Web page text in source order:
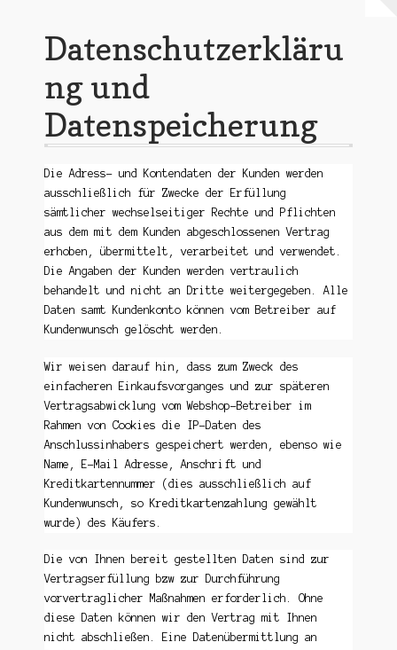
Warenkorb
Datenschutzerklärung und Datenspeicherung
Datenschutzerkläru
ng und
Datenspeicherung
Die Adress- und Kontendaten der Kunden werden
ausschließlich für Zwecke der Erfüllung
sämtlicher wechselseitiger Rechte und Pflichten
aus dem mit dem Kunden abgeschlossenen Vertrag
erhoben, übermittelt, verarbeitet und verwendet.
Die Angaben der Kunden werden vertraulich
behandelt und nicht an Dritte weitergegeben. Alle
Daten samt Kundenkonto können vom Betreiber auf
Kundenwunsch gelöscht werden.
Wir weisen darauf hin, dass zum Zweck des
einfacheren Einkaufsvorganges und zur späteren
Vertragsabwicklung vom Webshop-Betreiber im
Rahmen von Cookies die IP-Daten des
Anschlussinhabers gespeichert werden, ebenso wie
Name, E-Mail Adresse, Anschrift und
Kreditkartennummer (dies ausschließlich auf
Kundenwunsch, so Kreditkartenzahlung gewählt
wurde) des Käufers.
Die von Ihnen bereit gestellten Daten sind zur
Vertragserfüllung bzw zur Durchführung
vorvertraglicher Maßnahmen erforderlich. Ohne
diese Daten können wir den Vertrag mit Ihnen
nicht abschließen. Eine Datenübermittlung an